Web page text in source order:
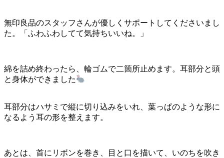
無印良品のスタッフさんが優しくサポートしてくださいまし
た。「ふわふわしてて気持ちいいね。」
綿を詰め終わったら、輪ゴムで二箇所止めます。耳部分と頭
と身体ができました
耳部分はハサミで縦に切り込みをいれ、葉っぱのような形に
なるよう耳の形を整えます。
あとは、首にリボンを巻き、目と口を描いて、いのちを吹き